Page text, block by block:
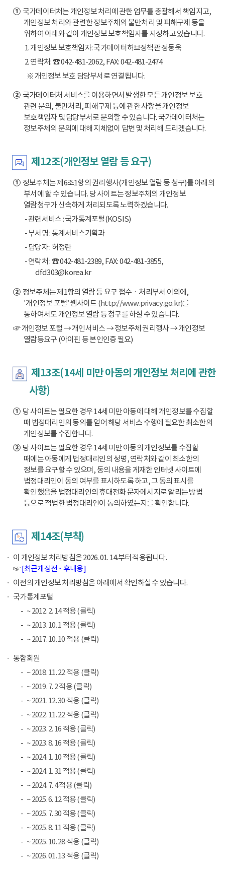
①국가데이터처는 개인정보 처리에 관한 업무를 총괄해서 책임지고,
개인정보 처리와 관련한 정보주체의 불만처리 및 피해구제 등을
위하여 아래와 같이 개인정보 보호책임자를 지정하고 있습니다.
1. 개인정보 보호책임자: 국가데이터허브정책관 정동욱
2. 연락처: ☎ 042-481-2062, FAX: 042-481-2474
※ 개인정보 보호 담당부서로 연결됩니다.
②국가데이터처 서비스를 이용하면서 발생한 모든 개인정보 보호
관련 문의, 불만처리, 피해구제 등에 관한 사항을 개인정보
보호책임자 및 담당부서로 문의할 수 있습니다. 국가데이터처는
정보주체의 문의에 대해 지체없이 답변 및 처리해 드리겠습니다.
제12조(개인정보 열람 등 요구)
①정보주체는 제6조1항의 권리행사(개인정보 열람 등 청구)를 아래의
부서에 할 수 있습니다. 당 사이트는 정보주체의 개인정보
열람청구가 신속하게 처리되도록 노력하겠습니다.
- 관련서비스 : 국가통계포털(KOSIS)
- 부서명 : 통계서비스기획과
- 담당자 : 허정란
- 연락처 : ☎ 042-481-2389, FAX: 042-481-3855,
dfd303@korea.kr
②정보주체는 제1항의 열람 등 요구 접수ㆍ처리부서 이외에,
'개인정보 포털’ 웹사이트 (http://www.privacy.go.kr)를
통하여서도 개인정보 열람 등 청구를 하실 수 있습니다.
☞ 개인정보 포털 → 개인서비스 → 정보주체 권리행사 → 개인정보
열람등요구 (아이핀 등 본인인증 필요)
제13조(14세 미만 아동의 개인정보 처리에 관한
사항)
①당 사이트는 필요한 경우 14세 미만 아동에 대해 개인정보를 수집할
때 법정대리인의 동의를 얻어 해당 서비스 수행에 필요한 최소한의
개인정보를 수집합니다.
②당 사이트는 필요한 경우 14세 미만 아동의 개인정보를 수집할
때에는 아동에게 법정대리인의 성명, 연락처와 같이 최소한의
정보를 요구할 수 있으며, 동의 내용을 게재한 인터넷 사이트에
법정대리인이 동의 여부를 표시하도록 하고, 그 동의 표시를
확인했음을 법정대리인의 휴대전화 문자메시지로 알리는 방법
등으로 적법한 법정대리인이 동의하였는지를 확인합니다.
제14조(부칙)
이 개인정보 처리방침은 2026. 01. 14.부터 적용됩니다.
☞[최근개정전 ･ 후내용]
이전의 개인정보 처리방침은 아래에서 확인하실 수 있습니다.
국가통계포털
~ 2012. 2. 14 적용 (클릭)
~ 2013. 10. 1 적용 (클릭)
~ 2017. 10. 10 적용 (클릭)
통합회원
~ 2018. 11. 22 적용 (클릭)
~ 2019. 7. 2 적용 (클릭)
~ 2021. 12. 30 적용 (클릭)
~ 2022. 11. 22 적용 (클릭)
~ 2023. 2. 16 적용 (클릭)
~ 2023. 8. 16 적용 (클릭)
~ 2024. 1. 10 적용 (클릭)
~ 2024. 1. 31 적용 (클릭)
~ 2024. 7. 4 적용 (클릭)
~ 2025. 6. 12 적용 (클릭)
~ 2025. 7. 30 적용 (클릭)
~ 2025. 8. 11 적용 (클릭)
~ 2025. 10. 28 적용 (클릭)
~ 2026. 01. 13 적용 (클릭)